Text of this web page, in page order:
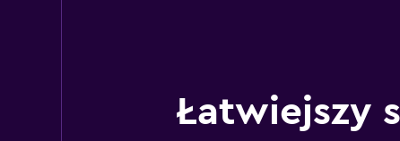
Łatwiejszy